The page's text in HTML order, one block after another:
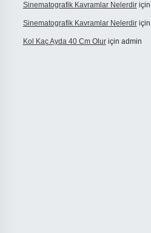
Sinematografik Kavramlar Nelerdiriçin
Sinematografik Kavramlar Nelerdiriçin
Kol Kaç Ayda 40 Cm Oluriçin admin